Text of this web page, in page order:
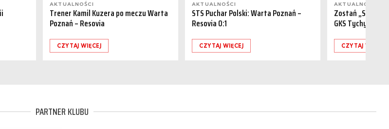
AKTUALNOŚCI
Trener Kamil Kuzera po meczu Warta
Poznań – Resovia
CZYTAJ WIĘCEJ
AKTUALNOŚCI
STS Puchar Polski: Warta Poznań –
Resovia 0:1
CZYTAJ WIĘCEJ
AKTUALNOŚCI
Zostań
GKS Tychy
CZYTAJ WIĘCEJ
PARTNER KLUBU